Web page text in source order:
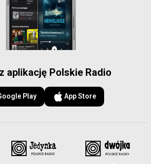
aplikację Polskie Radio
Play App Store